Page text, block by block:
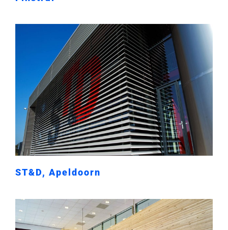
ST&D, Apeldoorn